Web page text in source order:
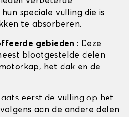
speciale vulling die is
te absorberen.
gebieden: Deze
blootgestelde delen
het dak en de
eerst de vulling op het
aan de andere delen